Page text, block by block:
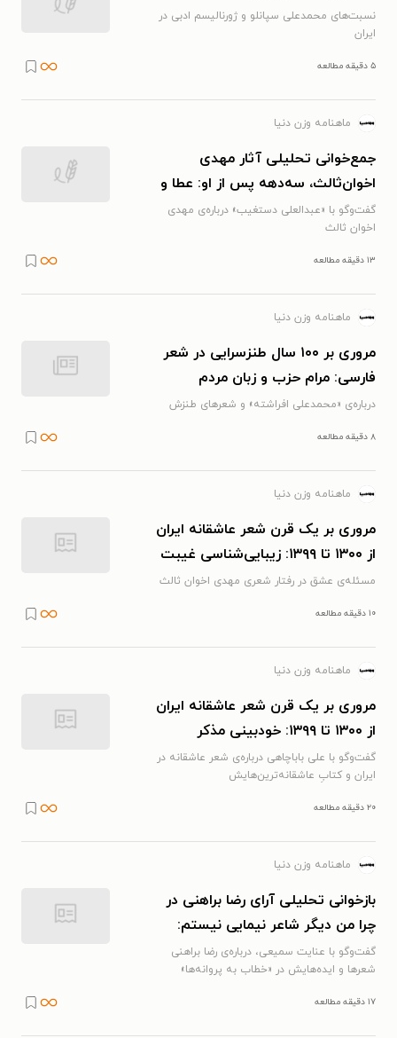
نسبت‌های محمدعلی سپانلو و ژورنالیسم ادبی در
ایران
۵ دقیقه مطالعه
ماهنامه وزن دنیا
جمع‌خوانی تحلیلی آثار مهدی
اخوان‌ثالث، سه‌دهه پس از او: عطا و
لقای امید
گفت‌وگو با «عبدالعلی دستغیب» درباره‌ی مهدی
اخوان ثالث
۱۳ دقیقه مطالعه
ماهنامه وزن دنیا
مروری بر ۱۰۰ سال طنزسرایی در شعر
فارسی: مرام حزب و زبان مردم
درباره‌ی «محمدعلی افراشته» و شعرهای طنزش
۸ دقیقه مطالعه
ماهنامه وزن دنیا
مروری بر یک قرن شعر عاشقانه‌ ایران
از ۱۳۰۰ تا ۱۳۹۹: زیبایی‌شناسی غیبت
حسرت و انتظار
مسئله‌ی عشق در رفتار شعری مهدی اخوان ثالث
۱۰ دقیقه مطالعه
ماهنامه وزن دنیا
مروری بر یک قرن شعر عاشقانه‌ ایران
از ۱۳۰۰ تا ۱۳۹۹: خودبینی مذکر
گفت‌وگو با علی باباچاهی درباره‌ی شعر عاشقانه در
ایران و کتابِ عاشقانه‌ترین‌هایش
۲۰ دقیقه مطالعه
ماهنامه وزن دنیا
بازخوانی تحلیلی آرای رضا براهنی در
چرا من دیگر شاعر نیمایی نیستم:
کدام براهنی؟
گفت‌وگو با عنایت سمیعی، درباره‌ی رضا براهنی
شعرها و ایده‌هایش در «خطاب به پروانه‌ها»
۱۷ دقیقه مطالعه